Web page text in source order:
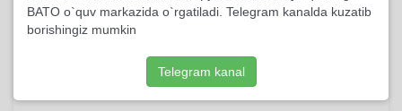
Hay-hay uyat
Hay-hay, uyat, jon o'lan, Kelin keldi, yo'lni och, Ne ko'z bilan
Bo'lib sharmu hayosi, Bunchalar ochiq-sochiq, Bo'lmas edi
BATO o`quv markazida o`rgatiladi. Telegram kanalda kuzatib
borishingiz mumkin
Telegram kanal